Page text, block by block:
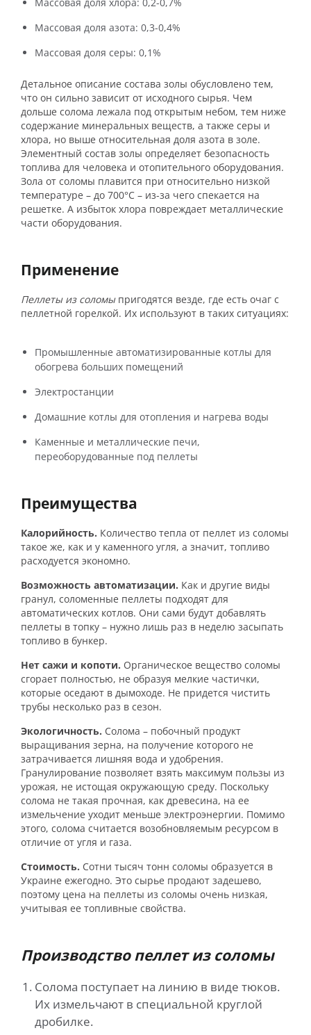
Массовая доля азота: 0,3-0,4%
Массовая доля серы: 0,1%
Детальное описание состава золы обусловлено тем,
что он сильно зависит от исходного сырья. Чем
дольше солома лежала под открытым небом, тем ниже
содержание минеральных веществ, а также серы и
хлора, но выше относительная доля азота в золе.
Элементный состав золы определяет безопасность
топлива для человека и отопительного оборудования.
Зола от соломы плавится при относительно низкой
температуре – до 700°С – из-за чего спекается на
решетке. А избыток хлора повреждает металлические
части оборудования.
Применение
Пеллеты из соломы пригодятся везде, где есть очаг с
пеллетной горелкой. Их используют в таких ситуациях:
Промышленные автоматизированные котлы для
обогрева больших помещений
Электростанции
Домашние котлы для отопления и нагрева воды
Каменные и металлические печи,
переоборудованные под пеллеты
Преимущества
Калорийность. Количество тепла от пеллет из соломы
такое же, как и у каменного угля, а значит, топливо
расходуется экономно.
Возможность автоматизации. Как и другие виды
гранул, соломенные пеллеты подходят для
автоматических котлов. Они сами будут добавлять
пеллеты в топку – нужно лишь раз в неделю засыпать
топливо в бункер.
Нет сажи и копоти. Органическое вещество соломы
сгорает полностью, не образуя мелкие частички,
которые оседают в дымоходе. Не придется чистить
трубы несколько раз в сезон.
Экологичность. Солома – побочный продукт
выращивания зерна, на получение которого не
затрачивается лишняя вода и удобрения.
Гранулирование позволяет взять максимум пользы из
урожая, не истощая окружающую среду. Поскольку
солома не такая прочная, как древесина, на ее
измельчение уходит меньше электроэнергии. Помимо
этого, солома считается возобновляемым ресурсом в
отличие от угля и газа.
Стоимость. Сотни тысяч тонн соломы образуется в
Украине ежегодно. Это сырье продают задешево,
поэтому цена на пеллеты из соломы очень низкая,
учитывая ее топливные свойства.
Производство пеллет из соломы
Солома поступает на линию в виде тюков.
Их измельчают в специальной круглой
дробилке.